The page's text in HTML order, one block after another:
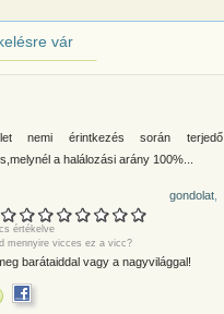
vár
nemi érintkezés során terjedő
a halálozási arány 100%...
gondolat
értékelve
mennyire vicces ez a vicc?
barátaiddal vagy a nagyvilággal!